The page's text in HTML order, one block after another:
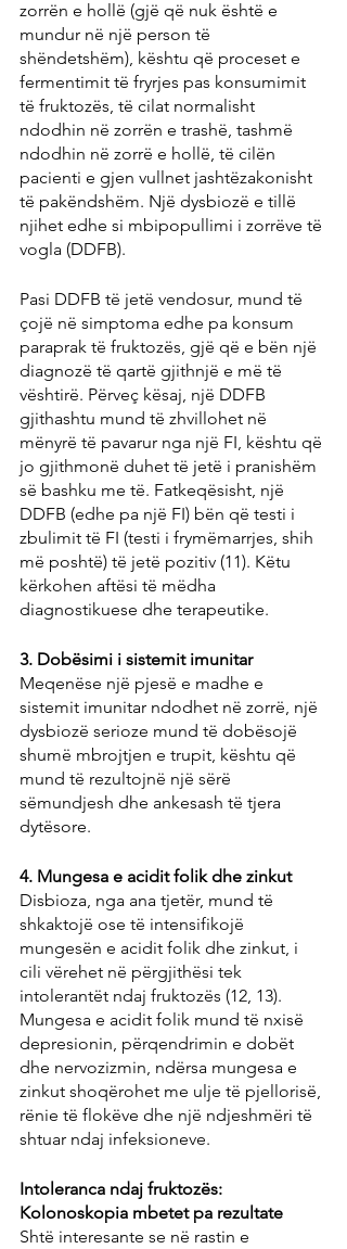
zorrën e hollë (gjë që nuk është e
mundur në një person të
shëndetshëm), kështu që proceset e
fermentimit të fryrjes pas konsumimit
të fruktozës, të cilat normalisht
ndodhin në zorrën e trashë, tashmë
ndodhin në zorrë e hollë, të cilën
pacienti e gjen vullnet jashtëzakonisht
të pakëndshëm. Një dysbiozë e tillë
njihet edhe si mbipopullimi i zorrëve të
vogla (DDFB).
Pasi DDFB të jetë vendosur, mund të
çojë në simptoma edhe pa konsum
paraprak të fruktozës, gjë që e bën një
diagnozë të qartë gjithnjë e më të
vështirë. Përveç kësaj, një DDFB
gjithashtu mund të zhvillohet në
mënyrë të pavarur nga një FI, kështu që
jo gjithmonë duhet të jetë i pranishëm
së bashku me të. Fatkeqësisht, një
DDFB (edhe pa një FI) bën që testi i
zbulimit të FI (testi i frymëmarrjes, shih
më poshtë) të jetë pozitiv (11). Këtu
kërkohen aftësi të mëdha
diagnostikuese dhe terapeutike.
3. Dobësimi i sistemit imunitar
Meqenëse një pjesë e madhe e
sistemit imunitar ndodhet në zorrë, një
dysbiozë serioze mund të dobësojë
shumë mbrojtjen e trupit, kështu që
mund të rezultojnë një sërë
sëmundjesh dhe ankesash të tjera
dytësore.
4. Mungesa e acidit folik dhe zinkut
Disbioza, nga ana tjetër, mund të
shkaktojë ose të intensifikojë
mungesën e acidit folik dhe zinkut, i
cili vërehet në përgjithësi tek
intolerantët ndaj fruktozës (12, 13).
Mungesa e acidit folik mund të nxisë
depresionin, përqendrimin e dobët
dhe nervozizmin, ndërsa mungesa e
zinkut shoqërohet me ulje të pjellorisë,
rënie të flokëve dhe një ndjeshmëri të
shtuar ndaj infeksioneve.
Intoleranca ndaj fruktozës:
Kolonoskopia mbetet pa rezultate
Shtë interesante se në rastin e